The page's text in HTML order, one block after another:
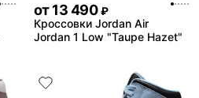
от13 490 ₽
Кроссовки Jordan Air
Jordan 1 Low "Taupe Hazet"